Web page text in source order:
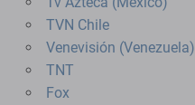
TVN Chile
Venevisión (Venezuela)
TNT
Fox